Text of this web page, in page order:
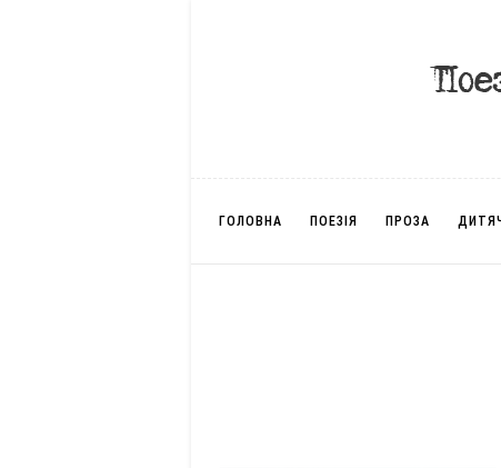
ГОЛОВНА ПОЕЗІЯ ПРОЗА